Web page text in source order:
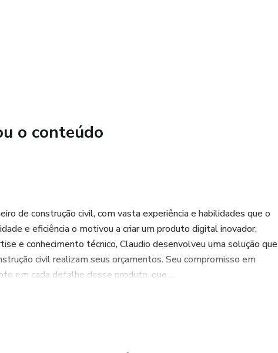
o conteúdo
de construção civil, com vasta experiência e habilidades que o
e eficiência o motivou a criar um produto digital inovador,
e conhecimento técnico, Claudio desenvolveu uma solução que
civil realizam seus orçamentos. Seu compromisso em
em cada detalhe desse produto, que ...